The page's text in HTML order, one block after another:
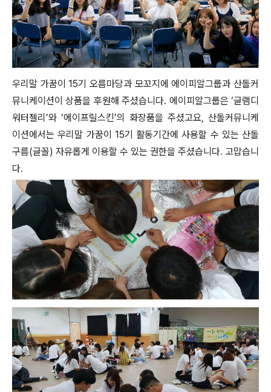
우리말 가꿈이 15기 오름마당과 모꼬지에 에이피알그룹과 산돌커
뮤니케이션이 상품을 후원해 주셨습니다. 에이피알그룹은 ‘글램디
워터젤리’와 ‘에이프릴스킨’의 화장품을 주셨고요, 산돌커뮤니케
이션에서는 우리말 가꿈이 15기 활동기간에 사용할 수 있는 산돌
구름(글꼴) 자유롭게 이용할 수 있는 권한을 주셨습니다. 고맙습니
다.